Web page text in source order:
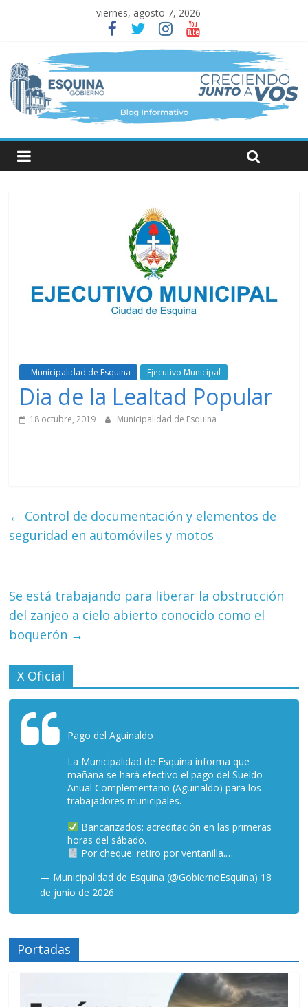
viernes, agosto 7, 2026
- Municipalidad de Esquina Ejecutivo Municipal
Dia de la Lealtad Popular
18 octubre, 2019 Municipalidad de Esquina
← Control de documentación y elementos de
seguridad en automóviles y motos
Se está trabajando para liberar la obstrucción
del zanjeo a cielo abierto conocido como el
boquerón →
X Oficial
Pago del Aguinaldo
La Municipalidad de Esquina informa que
mañana se hará efectivo el pago del Sueldo
Anual Complementario (Aguinaldo) para los
trabajadores municipales.
Bancarizados: acreditación en las primeras
horas del sábado.
Por cheque: retiro por ventanilla.…
— Municipalidad de Esquina (@GobiernoEsquina) 18
de junio de 2026
Portadas